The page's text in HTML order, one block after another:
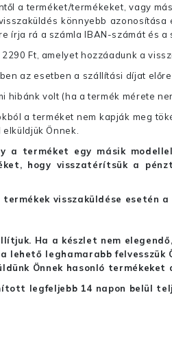
a terméket/termékeket, vagy
könnyebb
rá a számla IBAN-számát és a
Ft, amelyet hozzáadunk a
az esetben a szállítási díjat
volt (ha a termék mérete
a terméket nem kapják meg
Önnek.
terméket egy másik
hogy visszatérítsük a
visszaküldése
Ha a készlet nem
lehető leghamarabb
Önnek hasonló
legfeljebb 14 napon belül